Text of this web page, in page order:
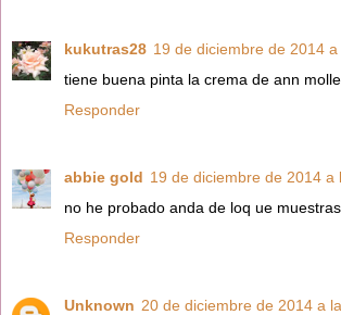
kukutras28 19 de diciembre de 2014 a
tiene buena pinta la crema de ann
Responder
abbie gold 19 de diciembre de 2014 a
no he probado anda de loq ue muestras
Responder
Unknown 20 de diciembre de 2014 a